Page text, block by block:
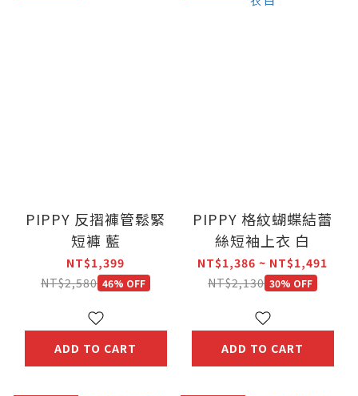
PIPPY 反摺褲管鬆緊
短褲 藍
NT$1,399
NT$2,580 46% OFF
ADD TO CART
PIPPY 格紋蝴蝶結蕾
絲短袖上衣 白
NT$1,386 ~ NT$1,491
NT$2,130 30% OFF
ADD TO CART